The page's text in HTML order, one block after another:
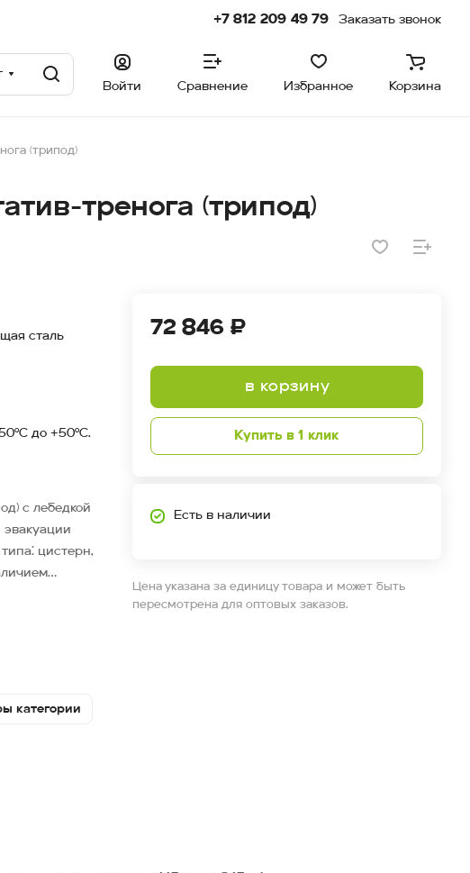
+7 812 209 49 79 Заказать звонок
Войти
Сравнение Избранное Корзина
(трипод)
тренога (трипод)
сталь
до +50°С.
с лебедкой
цистерн,
спуск или
категории
72 846 ₽
в корзину
Купить в 1 клик
Есть в наличии
Цена указана за единицу товара и может быть
пересмотрена для оптовых заказов.